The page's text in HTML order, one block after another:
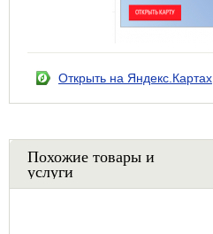
Открыть на Яндекс.Картах
Похожие товары и
услуги